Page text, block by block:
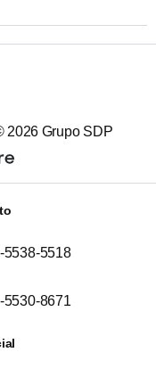
2026 Grupo SDP
5538-5518
5530-8671